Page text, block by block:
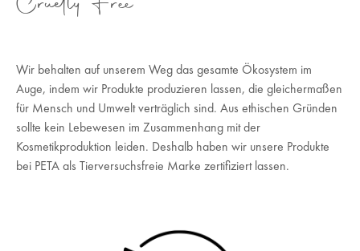
Wir behalten auf unserem Weg das gesamte Ökosystem im
Auge, indem wir Produkte produzieren lassen, die gleichermaßen
für Mensch und Umwelt verträglich sind. Aus ethischen Gründen
sollte kein Lebewesen im Zusammenhang mit der
Kosmetikproduktion leiden. Deshalb haben wir unsere Produkte
bei PETA als Tierversuchsfreie Marke zertifiziert lassen.